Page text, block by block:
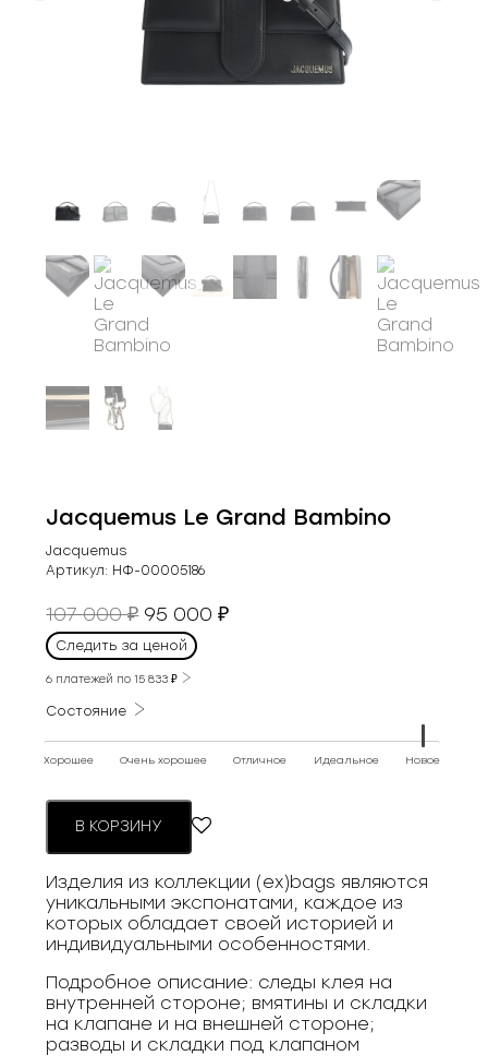
Jacquemus Le Grand Bambino
Jacquemus
Артикул: НФ-00005186
107 000₽ Первоначальная
цена
составляла
107
000 ₽.
95 000₽Текущая
Следить за ценой
6 платежей по15 833₽
Состояние
Хорошее Очень хорошее Отличное Идеальное Новое
В КОРЗИНУ
Изделия из коллекции (ex)bags являются
уникальными экспонатами, каждое из
которых обладает своей историей и
индивидуальными особенностями.
Подробное описание: следы клея на
внутренней стороне; вмятины и складки
на клапане и на внешней стороне;
разводы и складки под клапаном